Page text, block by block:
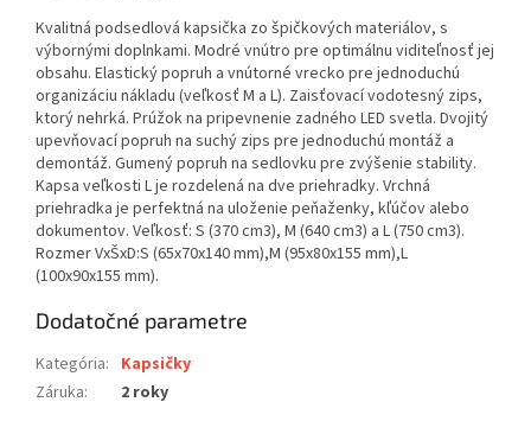
Kvalitná podsedlová kapsička zo špičkových materiálov, s
výbornými doplnkami. Modré vnútro pre optimálnu viditeľnosť jej
obsahu. Elastický popruh a vnútorné vrecko pre jednoduchú
organizáciu nákladu (veľkosť M a L). Zaisťovací vodotesný zips,
ktorý nehrká. Prúžok na pripevnenie zadného LED svetla. Dvojitý
upevňovací popruh na suchý zips pre jednoduchú montáž a
demontáž. Gumený popruh na sedlovku pre zvýšenie stability.
Kapsa veľkosti L je rozdelená na dve priehradky. Vrchná
priehradka je perfektná na uloženie peňaženky, kľúčov alebo
dokumentov. Veľkosť: S (370 cm3), M (640 cm3) a L (750 cm3).
Rozmer VxŠxD:S (65x70x140 mm),M (95x80x155 mm),L
(100x90x155 mm).
Dodatočné parametre
Kategória: Kapsičky
Záruka: 2 roky